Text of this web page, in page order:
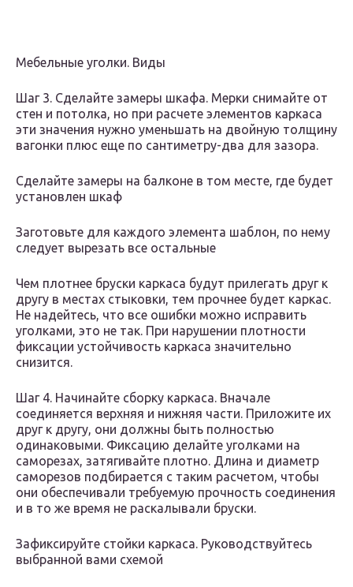
Мебельные уголки. Виды
Шаг 3. Сделайте замеры шкафа. Мерки снимайте от
стен и потолка, но при расчете элементов каркаса
эти значения нужно уменьшать на двойную толщину
вагонки плюс еще по сантиметру-два для зазора.
Сделайте замеры на балконе в том месте, где будет
установлен шкаф
Заготовьте для каждого элемента шаблон, по нему
следует вырезать все остальные
Чем плотнее бруски каркаса будут прилегать друг к
другу в местах стыковки, тем прочнее будет каркас.
Не надейтесь, что все ошибки можно исправить
уголками, это не так. При нарушении плотности
фиксации устойчивость каркаса значительно
снизится.
Шаг 4. Начинайте сборку каркаса. Вначале
соединяется верхняя и нижняя части. Приложите их
друг к другу, они должны быть полностью
одинаковыми. Фиксацию делайте уголками на
саморезах, затягивайте плотно. Длина и диаметр
саморезов подбирается с таким расчетом, чтобы
они обеспечивали требуемую прочность соединения
и в то же время не раскалывали бруски.
Зафиксируйте стойки каркаса. Руководствуйтесь
выбранной вами схемой